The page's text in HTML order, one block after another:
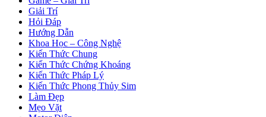
Giải Trí
Hỏi Đáp
Hướng Dẫn
Khoa Học – Công Nghệ
Kiến Thức Chung
Kiến Thức Chứng Khoáng
Kiến Thức Pháp Lý
Kiến Thức Phong Thủy Sim
Làm Đẹp
Mẹo Vặt